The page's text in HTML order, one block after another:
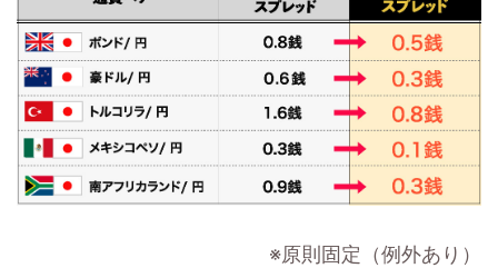
※原則固定（例外あり）